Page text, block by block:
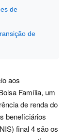
de
de
aos
Família, um
de renda do
beneficiários
final 4 são os